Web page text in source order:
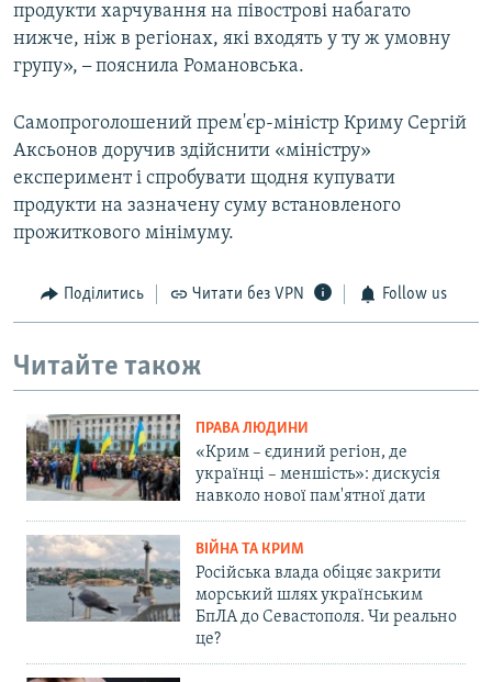
продукти харчування на півострові набагато
нижче, ніж в регіонах, які входять у ту ж умовну
групу», –пояснила Романовська.
Самопроголошений прем'єр-міністр Криму Сергій
Аксьонов доручив здійснити «міністру»
експеримент і спробувати щодня купувати
продукти на зазначену суму встановленого
прожиткового мінімуму.
Поділитись Читати без VPN Follow us
Читайте також
ПРАВА ЛЮДИНИ
«Крим – єдиний регіон, де
українці – меншість»: дискусія
навколо нової пам'ятної дати
ВІЙНА ТА КРИМ
Російська влада обіцяє закрити
морський шлях українським
БпЛА до Севастополя. Чи реально
це?